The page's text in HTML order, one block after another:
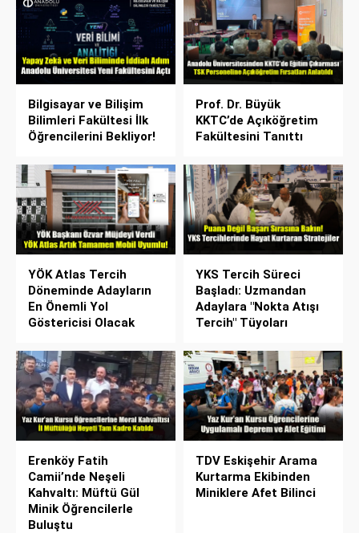
Bilgisayar ve Bilişim
Bilimleri Fakültesi İlk
Öğrencilerini Bekliyor!
Prof. Dr. Büyük
KKTC’de Açıköğretim
Fakültesini Tanıttı
YÖK Atlas Tercih
Döneminde Adayların
En Önemli Yol
Göstericisi Olacak
YKS Tercih Süreci
Başladı: Uzmandan
Adaylara "Nokta Atışı
Tercih" Tüyoları
Erenköy Fatih
Camii’nde Neşeli
Kahvaltı: Müftü Gül
Minik Öğrencilerle
Buluştu
TDV Eskişehir Arama
Kurtarma Ekibinden
Miniklere Afet Bilinci